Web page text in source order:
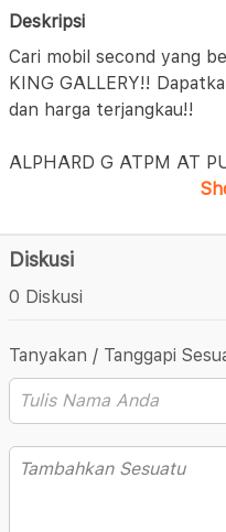
Deskripsi
Cari mobil second yang
KING GALLERY!!
dan harga terjangkau!!
ALPHARD G ATPM AT
Diskusi
0 Diskusi
Tanyakan / Tanggapi